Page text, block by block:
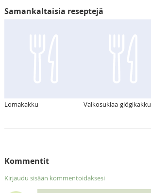
Samankaltaisia reseptejä
Lomakakku Valkosuklaa-glögikakku
Kommentit
Kirjaudu sisään kommentoidaksesi